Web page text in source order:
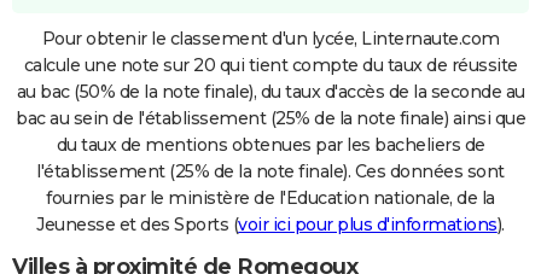
Pour obtenir le classement d'un lycée, Linternaute.com
calcule une note sur 20 qui tient compte du taux de réussite
au bac (50% de la note finale), du taux d'accès de la seconde au
bac au sein de l'établissement (25% de la note finale) ainsi que
du taux de mentions obtenues par les bacheliers de
l'établissement (25% de la note finale). Ces données sont
fournies par le ministère de l'Education nationale, de la
Jeunesse et des Sports (voir ici pour plus d'informations).
Villes à proximité de Romegoux